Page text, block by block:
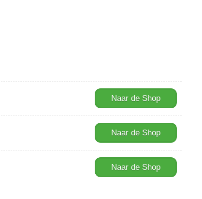
Naar de Shop
Naar de Shop
Naar de Shop